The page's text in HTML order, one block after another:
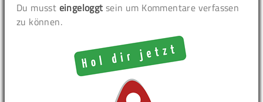
Du musst eingeloggt sein um Kommentare verfassen
zu können.